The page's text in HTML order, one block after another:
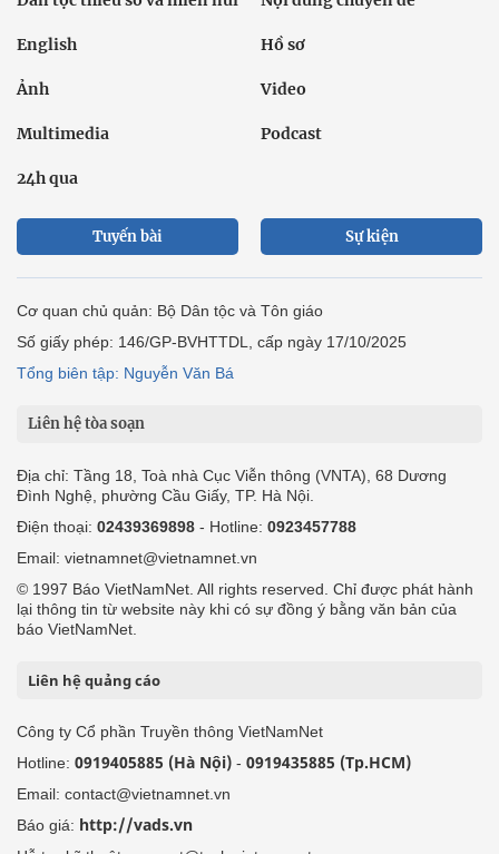
English Hồ sơ
Ảnh Video
Multimedia Podcast
24h qua
Tuyến bài Sự kiện
Cơ quan chủ quản: Bộ Dân tộc và Tôn giáo
Số giấy phép: 146/GP-BVHTTDL, cấp ngày 17/10/2025
Tổng biên tập: Nguyễn Văn Bá
Liên hệ tòa soạn
Địa chỉ: Tầng 18, Toà nhà Cục Viễn thông (VNTA), 68 Dương
Đình Nghệ, phường Cầu Giấy, TP. Hà Nội.
Điện thoại: 02439369898 - Hotline: 0923457788
Email: vietnamnet@vietnamnet.vn
© 1997 Báo VietNamNet. All rights reserved. Chỉ được phát hành
lại thông tin từ website này khi có sự đồng ý bằng văn bản của
báo VietNamNet.
Liên hệ quảng cáo
Công ty Cổ phần Truyền thông VietNamNet
Hotline: 0919405885 (Hà Nội) - 0919435885 (Tp.HCM)
Email: contact@vietnamnet.vn
Báo giá: http://vads.vn